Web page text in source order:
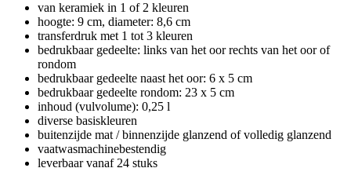
van keramiek in 1 of 2 kleuren
hoogte: 9 cm, diameter: 8,6 cm
transferdruk met 1 tot 3 kleuren
bedrukbaar gedeelte: links van het oor rechts van het oor of
rondom
bedrukbaar gedeelte naast het oor: 6 x 5 cm
bedrukbaar gedeelte rondom: 23 x 5 cm
inhoud (vulvolume): 0,25 l
diverse basiskleuren
buitenzijde mat / binnenzijde glanzend of volledig glanzend
vaatwasmachinebestendig
leverbaar vanaf 24 stuks